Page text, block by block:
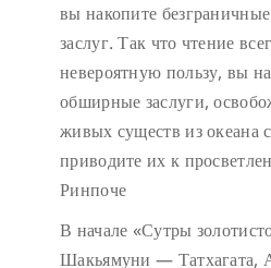
вы накопите
заслуг. Так что чтение
невероятную пользу, вы
обширные заслуги,
живых существ из океана
приводите их к
Ринпоче
В начале «Сутры
Шакьямуни — Татхагата,